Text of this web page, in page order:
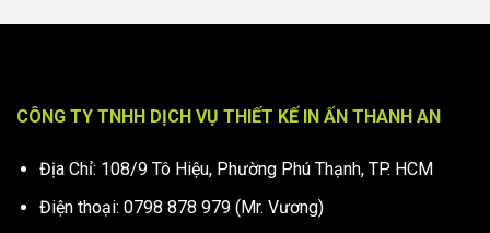
CÔNG TY TNHH DỊCH VỤ THIẾT KẾ IN ẤN THANH AN
Địa Chỉ: 108/9 Tô Hiệu, Phường Phú Thạnh, TP. HCM
Điện thoại: 0798 878 979 (Mr. Vương)